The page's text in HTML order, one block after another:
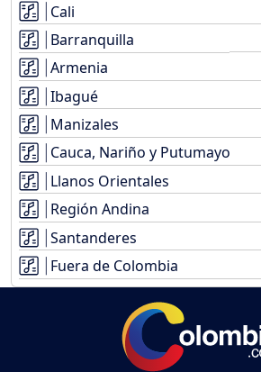
Cali
Barranquilla
Armenia
Ibagué
Manizales
Cauca, Nariño y Putumayo
Llanos Orientales
Región Andina
Santanderes
Fuera de Colombia